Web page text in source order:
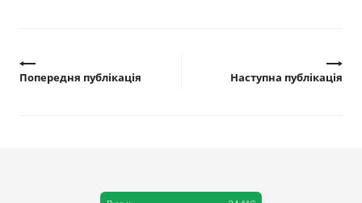
Попередня публікація Наступна публікація